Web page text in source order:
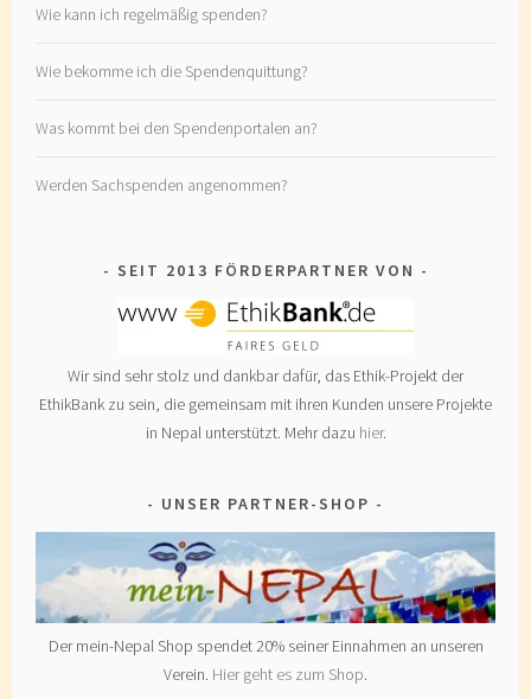
Wie kann ich regelmäßig spenden?
Wie bekomme ich die Spendenquittung?
Was kommt bei den Spendenportalen an?
Werden Sachspenden angenommen?
SEIT 2013 FÖRDERPARTNER VON
Wir sind sehr stolz und dankbar dafür, das Ethik-Projekt der
EthikBank zu sein, die gemeinsam mit ihren Kunden unsere Projekte
in Nepal unterstützt. Mehr dazu hier.
UNSER PARTNER-SHOP
Der mein-Nepal Shop spendet 20% seiner Einnahmen an unseren
Verein. Hier geht es zum Shop.